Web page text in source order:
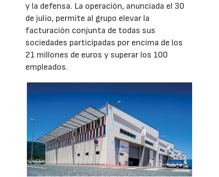
y la defensa. La operación, anunciada el 30
de julio, permite al grupo elevar la
facturación conjunta de todas sus
sociedades participadas por encima de los
21 millones de euros y superar los 100
empleados.